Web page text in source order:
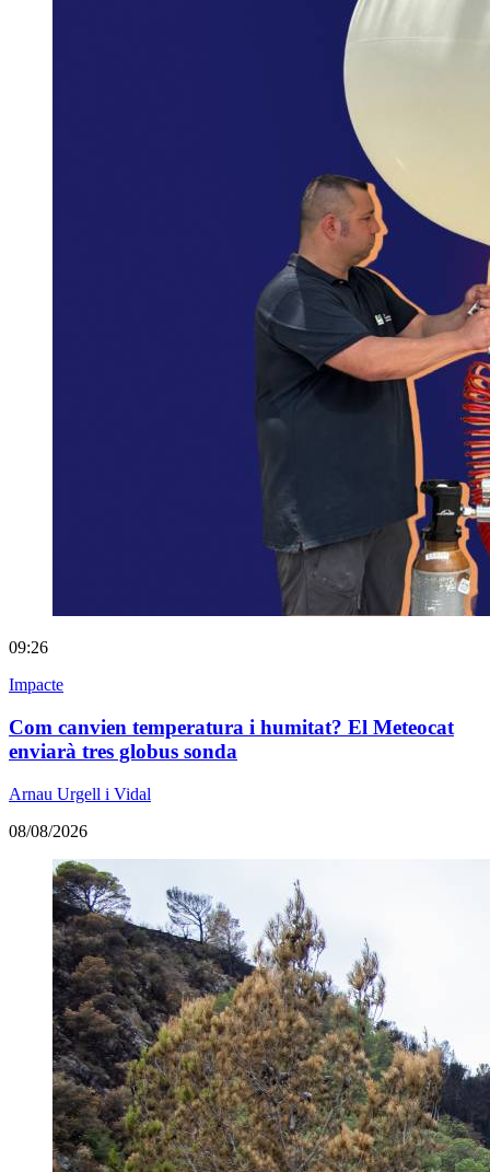
09:26
Impacte
Com canvien temperatura i humitat? El Meteocat
enviarà tres globus sonda
Arnau Urgell i Vidal
08/08/2026